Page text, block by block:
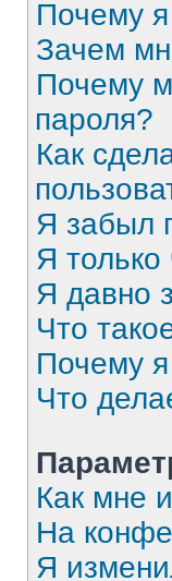
Почему
Зачем
Почему
пароля?
Как
Я забыл
Я только
Я давно
Что
Почему я
Что
Как мне
На
Я